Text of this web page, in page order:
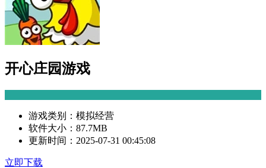
开心庄园游戏
游戏类别： 模拟经营
软件大小： 87.7MB
更新时间： 2025-07-31 00:45:08
立即下载